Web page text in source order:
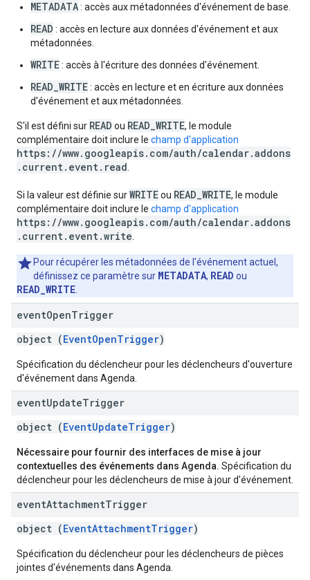
METADATA: accès aux métadonnées d'événement de base.
READ : accès en lecture aux données d'événement et aux
métadonnées.
WRITE: accès à l'écriture des données d'événement.
READ_WRITE: accès en lecture et en écriture aux données
d'événement et aux métadonnées.
S'il est défini sur READ ou READ_WRITE, le module
complémentaire doit inclure le champ d'application
https://www.googleapis.com/auth/calendar.addons
.current.event.read
Si la valeur est définie surWRITEou READ_WRITE, le module
complémentaire doit inclure le champ d'application
https://www.googleapis.com/auth/calendar.addons
.current.event.write
Pour récupérer les métadonnées de l'événement actuel,
définissez ce paramètre sur METADATA, READ ou
READ_WRITE
eventOpenTrigger
object (EventOpenTrigger)
Spécification du déclencheur pour les déclencheurs d'ouverture
d'événement dans Agenda.
eventUpdateTrigger
object (EventUpdateTrigger)
Nécessaire pour fournir des interfaces de mise à jour
contextuelles des événements dans Agenda. Spécification du
déclencheur pour les déclencheurs de mise à jour d'événement.
eventAttachmentTrigger
object (EventAttachmentTrigger)
Spécification du déclencheur pour les déclencheurs de pièces
jointes d'événements dans Agenda.